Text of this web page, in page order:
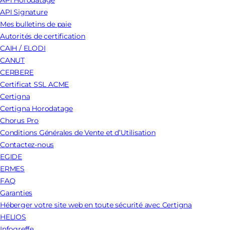
API Signature
Mes bulletins de paie
Autorités de certification
CAIH / ELODI
CANUT
CERBERE
Certificat SSL ACME
Certigna
Certigna Horodatage
Chorus Pro
Conditions Générales de Vente et d’Utilisation
Contactez-nous
EGIDE
ERMES
FAQ
Garanties
Héberger votre site web en toute sécurité avec Certigna
HELIOS